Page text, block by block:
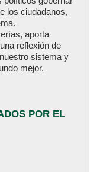
los ciudadanos,
aporta
reflexión de
sistema y
mejor.
POR EL